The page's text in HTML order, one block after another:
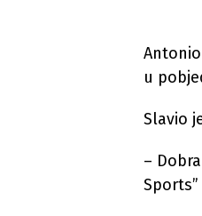
u
Slavio
–